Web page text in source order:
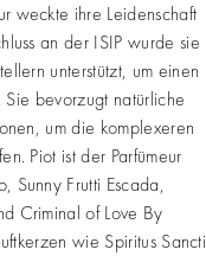
weckte ihre Leidenschaft
an der ISIP wurde sie
unterstützt, um einen
bevorzugt natürliche
um die komplexeren
Piot ist der Parfümeur
Sunny Frutti Escada,
Criminal of Love By
wie Spiritus Sancti